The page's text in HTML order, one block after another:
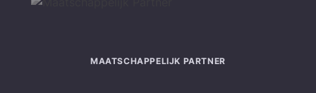
MAATSCHAPPELIJK PARTNER